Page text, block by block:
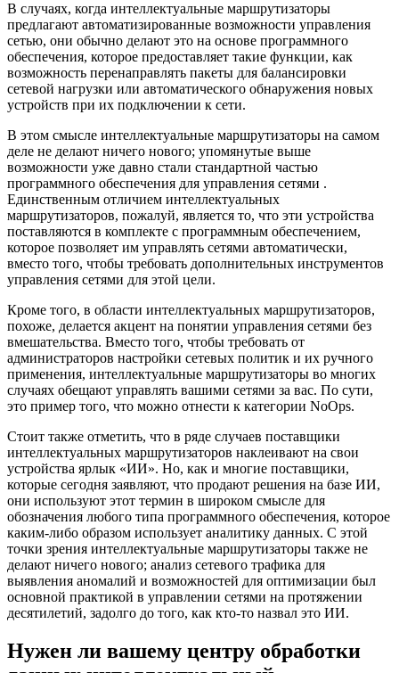
В случаях, когда интеллектуальные маршрутизаторы
предлагают автоматизированные возможности управления
сетью, они обычно делают это на основе программного
обеспечения, которое предоставляет такие функции, как
возможность перенаправлять пакеты для балансировки
сетевой нагрузки или автоматического обнаружения новых
устройств при их подключении к сети.
В этом смысле интеллектуальные маршрутизаторы на самом
деле не делают ничего нового; упомянутые выше
возможности уже давно стали стандартной частью
программного обеспечения для управления сетями .
Единственным отличием интеллектуальных
маршрутизаторов, пожалуй, является то, что эти устройства
поставляются в комплекте с программным обеспечением,
которое позволяет им управлять сетями автоматически,
вместо того, чтобы требовать дополнительных инструментов
управления сетями для этой цели.
Кроме того, в области интеллектуальных маршрутизаторов,
похоже, делается акцент на понятии управления сетями без
вмешательства. Вместо того, чтобы требовать от
администраторов настройки сетевых политик и их ручного
применения, интеллектуальные маршрутизаторы во многих
случаях обещают управлять вашими сетями за вас. По сути,
это пример того, что можно отнести к категории NoOps.
Стоит также отметить, что в ряде случаев поставщики
интеллектуальных маршрутизаторов наклеивают на свои
устройства ярлык «ИИ». Но, как и многие поставщики,
которые сегодня заявляют, что продают решения на базе ИИ,
они используют этот термин в широком смысле для
обозначения любого типа программного обеспечения, которое
каким-либо образом использует аналитику данных. С этой
точки зрения интеллектуальные маршрутизаторы также не
делают ничего нового; анализ сетевого трафика для
выявления аномалий и возможностей для оптимизации был
основной практикой в ​​управлении сетями на протяжении
десятилетий, задолго до того, как кто-то назвал это ИИ.
Нужен ли вашему центру обработки